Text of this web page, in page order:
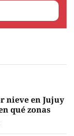
nieve en Jujuy
qué zonas